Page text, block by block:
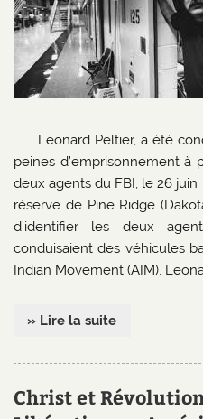
Leonard Peltier, a été
peines d’emprisonnement à
deux agents du FBI, le 26 juin
réserve de Pine Ridge
d’identifier les deux
conduisaient des véhicules
Indian Movement (AIM),
» Lire la suite
Christ et